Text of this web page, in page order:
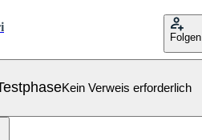
Folgen
Kein Verweis erforderlich